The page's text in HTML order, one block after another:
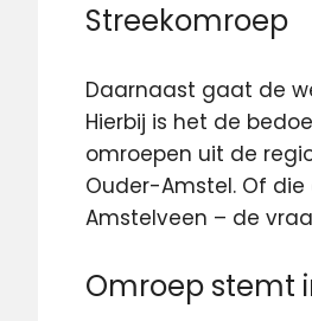
Streekomroep
Daarnaast gaat de
Hierbij is het de
omroepen uit de
Ouder-Amstel. Of
Amstelveen – de
Omroep stemt